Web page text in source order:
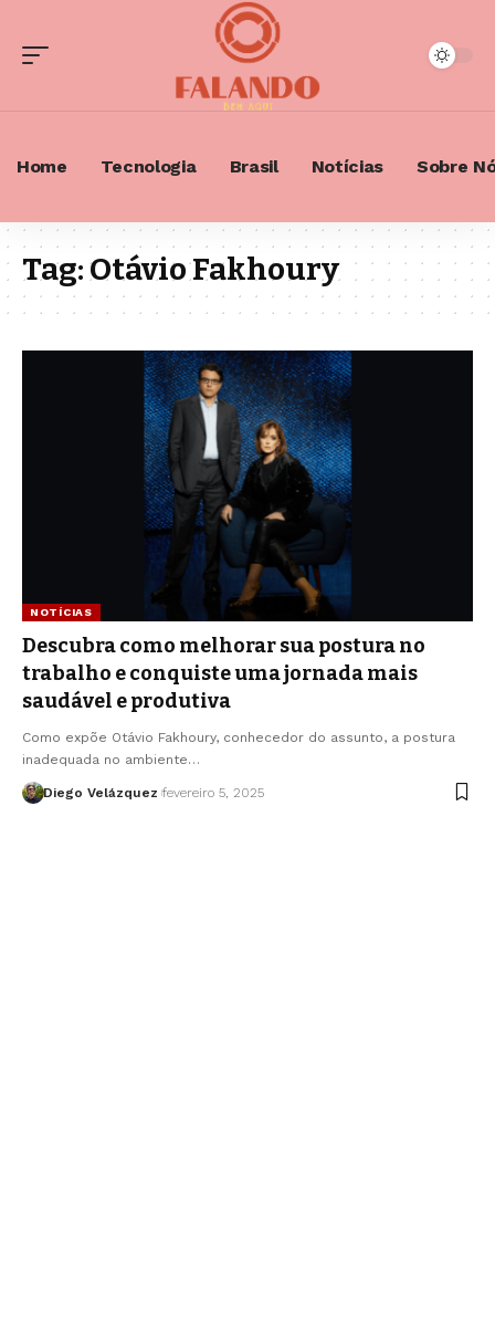
Home Tecnologia Brasil Notícias Sobre
Tag:Otávio Fakhoury
NOTÍCIAS
Descubra como melhorar sua postura no
trabalho e conquiste uma jornada mais
saudável e produtiva
Como expõe Otávio Fakhoury, conhecedor do assunto, a postura
inadequada no ambiente…
Diego Velázquez fevereiro 5, 2025